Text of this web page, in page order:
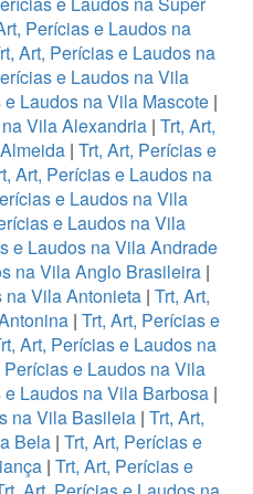
Perícias e Laudos na
Art, Perícias e Laudos na
e Laudos na Vila
e Laudos na Vila Mascote |
Vila Alexandria| Trt, Art,
| Trt, Art, Perícias e
Art, Perícias e Laudos na
e Laudos na Vila
e Laudos na Vila
e Laudos na Vila Andrade
na Vila Anglo Brasileira |
na Vila Antonieta | Trt, Art,
| Trt, Art, Perícias e
Art, Perícias e Laudos na
Perícias e Laudos na Vila
e Laudos na Vila Barbosa|
na Vila Basileia | Trt, Art,
Bela | Trt, Art, Perícias e
| Trt, Art, Perícias e